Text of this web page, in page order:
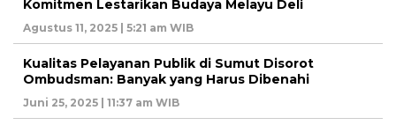
Komitmen Lestarikan Budaya Melayu Deli
Agustus 11, 2025 | 5:21 am WIB
Kualitas Pelayanan Publik di Sumut Disorot
Ombudsman: Banyak yang Harus Dibenahi
Juni 25, 2025 | 11:37 am WIB